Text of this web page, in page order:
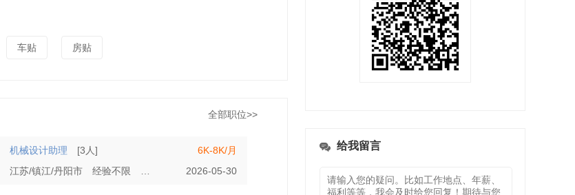
车贴 房贴
全部职位>>
机械设计助理 [3人]
6K-8K/月
江苏/镇江/丹阳市
经验不限 2026-05-30
给我留言